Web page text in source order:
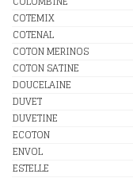
COTEMIX
COTENAL
COTON MERINOS
COTON SATINE
DOUCELAINE
DUVET
DUVETINE
ECOTON
ENVOL
ESTELLE